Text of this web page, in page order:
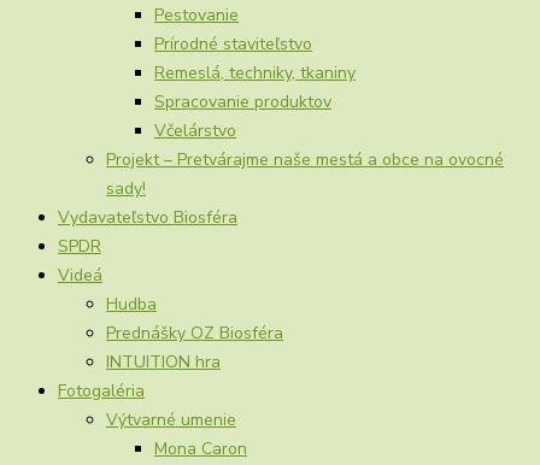
Pestovanie
Prírodné staviteľstvo
Remeslá, techniky, tkaniny
Spracovanie produktov
Včelárstvo
Projekt – Pretvárajme naše mestá a obce na ovocné
sady!
Vydavateľstvo Biosféra
SPDR
Videá
Hudba
Prednášky OZ Biosféra
INTUITION hra
Fotogaléria
Výtvarné umenie
Mona Caron